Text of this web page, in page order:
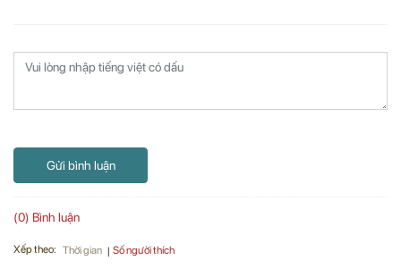
Gửi bình luận
(0) Bình luận
Xếp theo: Thời gian Số người thích